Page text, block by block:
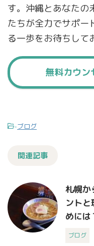
す。沖縄とあなたの
たちが全力でサポー
る一歩をお待ちして
無料カウン
-ブログ
関連記事
札幌か
ント
めには
ブログ